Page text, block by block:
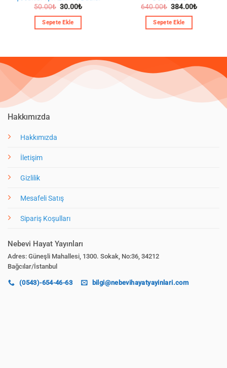
50.00₺ Orijinal
50.00₺.
30.00₺Şu
Sepete Ekle
640.00₺ Orijinal
640.00₺.
384.00₺Şu
Sepete Ekle
Hakkımızda
Hakkımızda
İletişim
Gizlilik
Mesafeli Satış
Sipariş Koşulları
Nebevi Hayat Yayınları
Adres: Güneşli Mahallesi, 1300. Sokak, No:36, 34212
Bağcılar/İstanbul
(0543)-654-46-63 bilgi@nebevihayatyayinlari.com